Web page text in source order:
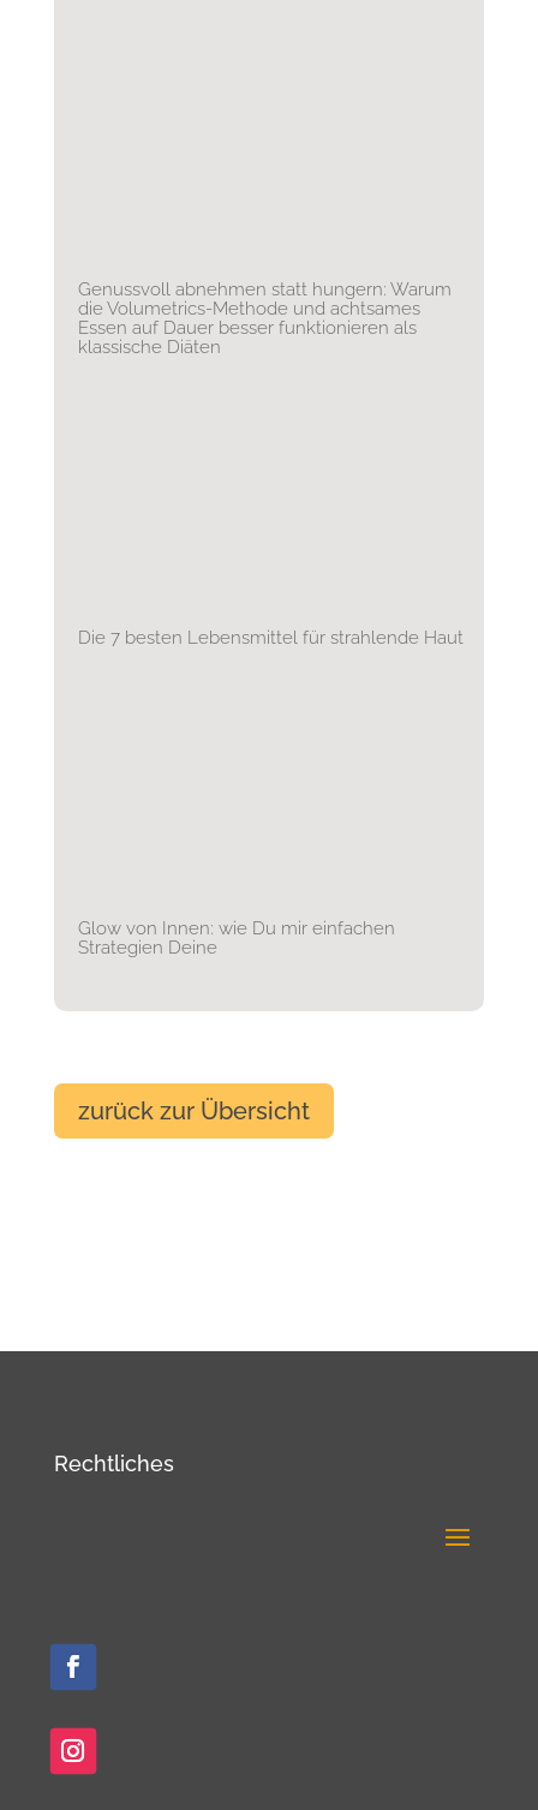
Genussvoll abnehmen statt hungern: Warum
die Volumetrics-Methode und achtsames
Essen auf Dauer besser funktionieren als
klassische Diäten
Die 7 besten Lebensmittel für strahlende Haut
Glow von Innen: wie Du mir einfachen
Strategien Deine
zurück zur Übersicht
Rechtliches